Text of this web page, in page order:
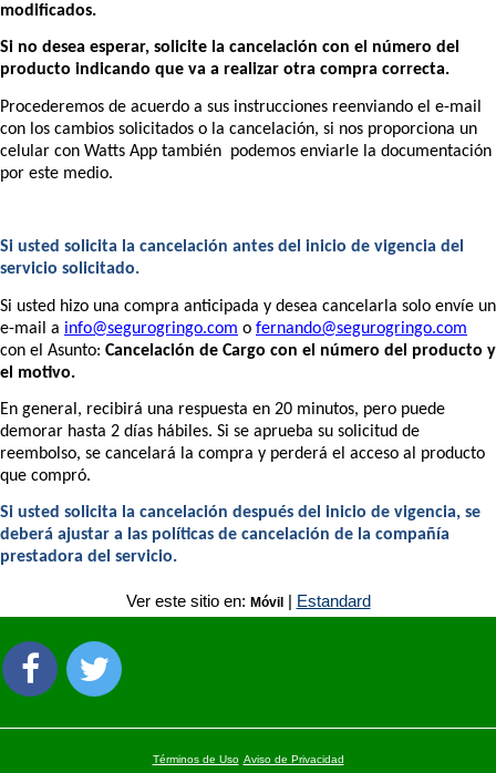
modificados.
Si no desea esperar, solicite la cancelación con el número del
producto indicando que va a realizar otra compra correcta.
Procederemos de acuerdo a sus instrucciones reenviando el e-mail
con los cambios solicitados o la cancelación, si nos proporciona un
celular con Watts App también podemos enviarle la documentación
por este medio.
Si usted solicita la cancelación antes del inicio de vigencia del
servicio solicitado.
Si usted hizo una compra anticipada y desea cancelarla solo envíe un
e-mail a info@segurogringo.com o fernando@segurogringo.com
con el Asunto: Cancelación de Cargo con el número del producto y
el motivo.
En general, recibirá una respuesta en 20 minutos, pero puede
demorar hasta 2 días hábiles. Si se aprueba su solicitud de
reembolso, se cancelará la compra y perderá el acceso al producto
que compró.
Si usted solicita la cancelación después del inicio de vigencia, se
deberá ajustar a las políticas de cancelación de la compañía
prestadora del servicio.
Ver este sitio en: Móvil| Estandard
Términos de Uso Aviso de Privacidad